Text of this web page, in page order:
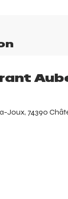
Joux, 74390